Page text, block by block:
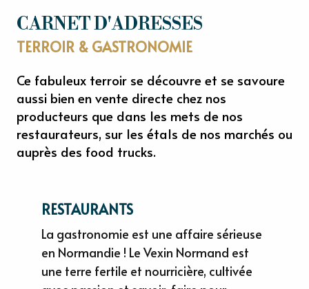
CARNET D'ADRESSES
TERROIR & GASTRONOMIE
Ce fabuleux terroir se découvre et se savoure
aussi bien en vente directe chez nos
producteurs que dans les mets de nos
restaurateurs, sur les étals de nos marchés ou
auprès des food trucks.
RESTAURANTS
La gastronomie est une affaire sérieuse
en Normandie ! Le Vexin Normand est
une terre fertile et nourricière, cultivée